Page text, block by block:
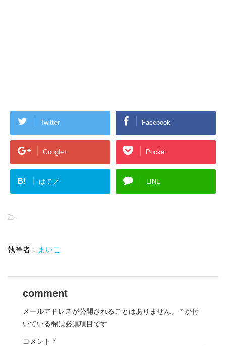
Twitter Facebook
Google+ Pocket
B! はてブ LINE
-
執筆者： まいこ
comment
メールアドレスが公開されることはありません。 * が付
いている欄は必須項目です
コメント *